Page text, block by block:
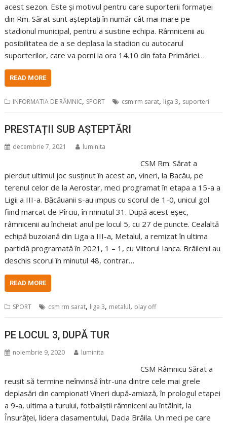
acest sezon. Este și motivul pentru care suporterii formației
din Rm. Sărat sunt așteptați în număr cât mai mare pe
stadionul municipal, pentru a sustine echipa. Râmnicenii au
posibilitatea de a se deplasa la stadion cu autocarul
suporterilor, care va porni la ora 14.10 din fata Primăriei…
READ MORE
INFORMATIA DE RÂMNIC, SPORT csm rm sarat, liga 3, suporteri
PRESTAȚII SUB AȘTEPTĂRI
decembrie 7, 2021 luminita
CSM Rm. Sărat a
pierdut ultimul joc susținut în acest an, vineri, la Bacău, pe
terenul celor de la Aerostar, meci programat în etapa a 15-a a
Ligii a III-a. Băcăuanii s-au impus cu scorul de 1-0, unicul gol
fiind marcat de Pîrciu, în minutul 31. După acest eșec,
râmnicenii au încheiat anul pe locul 5, cu 27 de puncte. Cealaltă
echipă buzoiană din Liga a III-a, Metalul, a remizat în ultima
partidă programată în 2021, 1 – 1, cu Viitorul Ianca. Brăilenii au
deschis scorul în minutul 48, contrar…
READ MORE
SPORT csm rm sarat, liga 3, metalul, play off
PE LOCUL 3, DUPĂ TUR
noiembrie 9, 2020 luminita
CSM Râmnicu Sărat a
reușit să termine neînvinsă într-una dintre cele mai grele
deplasări din campionat! Vineri după-amiază, în prologul etapei
a 9-a, ultima a turului, fotbaliștii râmniceni au întâlnit, la
Însurăței, lidera clasamentului, Dacia Brăila. Un meci pe care